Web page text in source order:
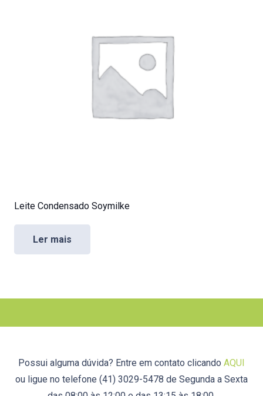
Leite Condensado Soymilke
Ler mais
Possui alguma dúvida? Entre em contato clicando AQUI
ou ligue no telefone (41) 3029-5478 de Segunda a Sexta